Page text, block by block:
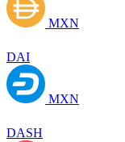
MXN
DAI
MXN
DASH